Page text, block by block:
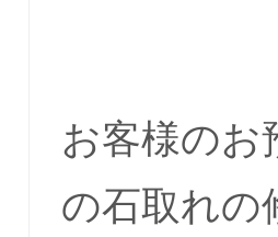
お客様のお
の石取れの